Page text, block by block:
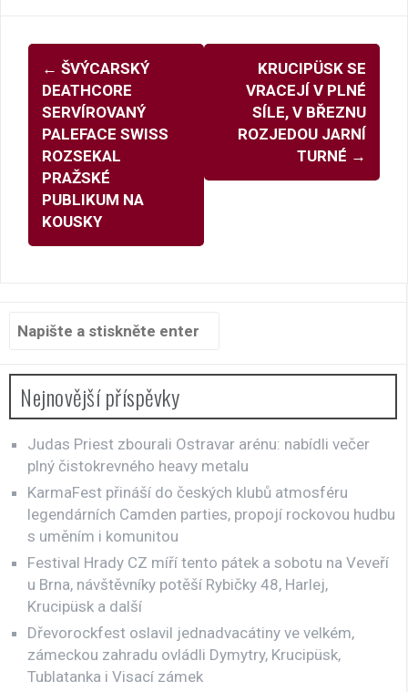
Navigace
pro
příspěvky
← ŠVÝCARSKÝ
DEATHCORE
SERVÍROVANÝ
PALEFACE SWISS
ROZSEKAL
PRAŽSKÉ
PUBLIKUM NA
KOUSKY
KRUCIPÜSK SE
VRACEJÍ V PLNÉ
SÍLE, V BŘEZNU
ROZJEDOU JARNÍ
TURNÉ →
Hledat:
Nejnovější příspěvky
Judas Priest zbourali Ostravar arénu: nabídli večer
plný čistokrevného heavy metalu
KarmaFest přináší do českých klubů atmosféru
legendárních Camden parties, propojí rockovou hudbu
s uměním i komunitou
Festival Hrady CZ míří tento pátek a sobotu na Veveří
u Brna, návštěvníky potěší Rybičky 48, Harlej,
Krucipüsk a další
Dřevorockfest oslavil jednadvacátiny ve velkém,
zámeckou zahradu ovládli Dymytry, Krucipüsk,
Tublatanka i Visací zámek